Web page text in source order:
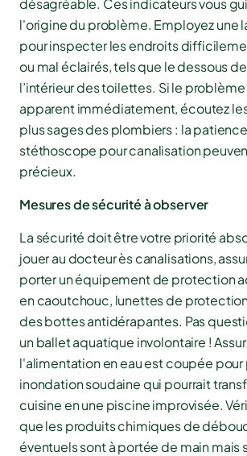
désagréable. Ces indicateurs vous
l'origine du problème. Employez une
pour inspecter les endroits
ou mal éclairés, tels que le dessous
l’intérieur des toilettes. Si le
apparent immédiatement, écoutez
plus sages des plombiers : la
stéthoscope pour canalisation
précieux.
Mesures de sécurité à observer
La sécurité doit être votre priorité
jouer au docteur ès canalisations,
porter un équipement de protection
en caoutchouc, lunettes de
des bottes antidérapantes. Pas
un ballet aquatique involontaire !
l'alimentation en eau est coupée
inondation soudaine qui pourrait
cuisine en une piscine improvisée.
que les produits chimiques de
éventuels sont à portée de main mais